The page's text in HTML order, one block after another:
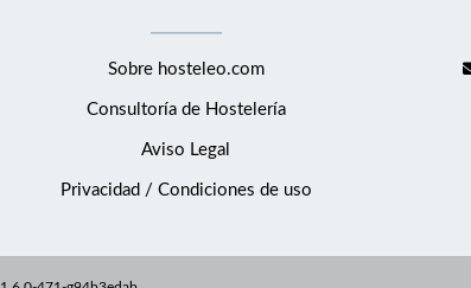
Sobre hosteleo.com
Consultoría de Hostelería
Aviso Legal
Privacidad / Condiciones de uso